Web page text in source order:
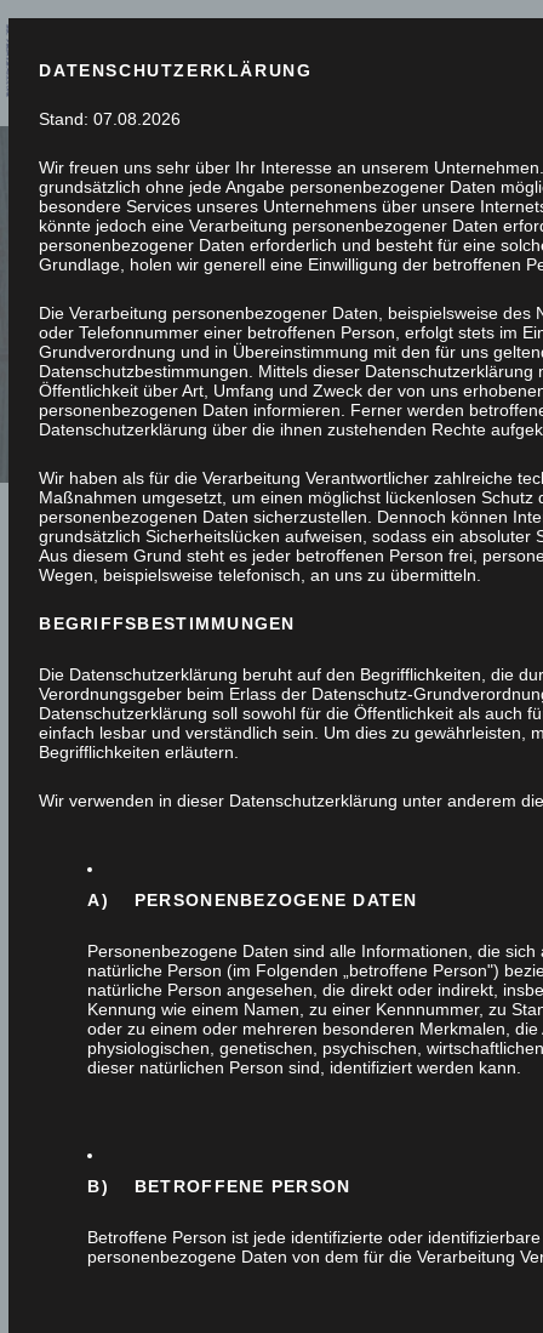
PASSGENAU G
ESCHREINERT
DATENSCHUTZERKLÄRUNG
Stand: 07.08.2026
Wir freuen uns sehr über Ihr Interesse an unserem
grundsätzlich ohne jede Angabe personenbezogener Daten
besondere Services unseres Unternehmens über unsere
könnte jedoch eine Verarbeitung personenbezogener Daten
personenbezogener Daten erforderlich und besteht für eine
Grundlage, holen wir generell eine Einwilligung der betroffenen
Die Verarbeitung personenbezogener Daten, beispielsweise des
oder Telefonnummer einer betroffenen Person, erfolgt stets im
Grundverordnung und in Übereinstimmung mit den für uns
Datenschutzbestimmungen. Mittels dieser
Öffentlichkeit über Art, Umfang und Zweck der von uns
personenbezogenen Daten informieren. Ferner werden
Datenschutzerklärung über die ihnen zustehenden Rechte
Wir haben als für die Verarbeitung Verantwortlicher zahlreiche
Maßnahmen umgesetzt, um einen möglichst lückenlosen
personenbezogenen Daten sicherzustellen. Dennoch können
grundsätzlich Sicherheitslücken aufweisen, sodass ein absoluter
Aus diesem Grund steht es jeder betroffenen Person frei,
Wegen, beispielsweise telefonisch, an uns zu übermitteln.
BEGRIFFSBESTIMMUNGEN
Die Datenschutzerklärung beruht auf den Begrifflichkeiten, die
Verordnungsgeber beim Erlass der Datenschutz-
Datenschutzerklärung soll sowohl für die Öffentlichkeit als auch
einfach lesbar und verständlich sein. Um dies zu gewährleisten,
Begrifflichkeiten erläutern.
Wir verwenden in dieser Datenschutzerklärung unter anderem
A) PERSONENBEZOGENE DATEN
Personenbezogene Daten sind alle Informationen, die
natürliche Person (im Folgenden „betroffene Person")
natürliche Person angesehen, die direkt oder indirekt,
Kennung wie einem Namen, zu einer Kennnummer, zu
oder zu einem oder mehreren besonderen Merkmalen,
physiologischen, genetischen, psychischen,
dieser natürlichen Person sind, identifiziert werden kann.
B) BETROFFENE PERSON
Betroffene Person ist jede identifizierte oder
personenbezogene Daten von dem für die Verarbeitung